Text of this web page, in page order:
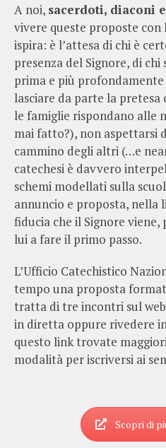
A noi, sacerdoti, diaconi e
vivere queste proposte con
ispira: è l’attesa di chi è
presenza del Signore, di chi
prima e più profondamente
lasciare da parte la
le famiglie rispondano alle
mai fatto?), non aspettarsi
cammino degli altri (…e
catechesi è davvero
schemi modellati sulla
annuncio e proposta, nella
fiducia che il Signore
lui a fare il primo passo.
L’Ufficio Catechistico
tempo una proposta
tratta di tre incontri sul
in diretta oppure rivedere
questo link trovate
modalità per iscriversi ai
Scopri di